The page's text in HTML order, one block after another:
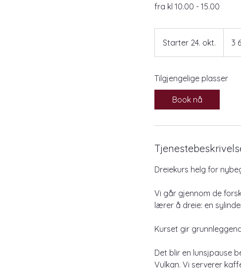
fra kl 10.00 - 15.00
Starter 24. okt.
t
r
t
2
.
k
.
kroner
3
Tilgjengelige plasser
Book nå
Dreiekurs helg for
Vi går gjennom de
lærer å dreie: en
Kurset gir
Det blir en lunsjpause
Vulkan. Vi serverer